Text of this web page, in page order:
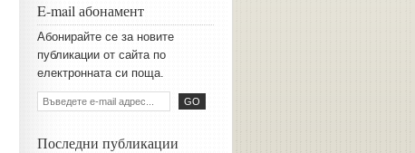
E-mail абонамент
Aбoниpaйтe ce зa нoвитe
пyбликaции oт caйтa пo
eлeктpoннaтa cи пoщa.
Последни публикации